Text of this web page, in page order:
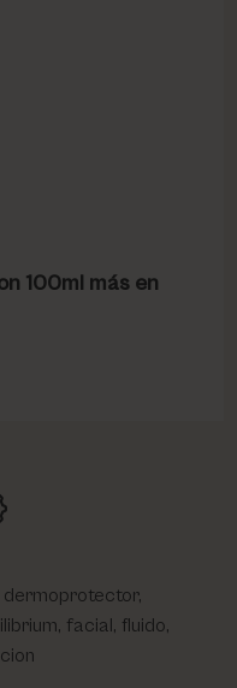
100ml más en
facial, fluido,